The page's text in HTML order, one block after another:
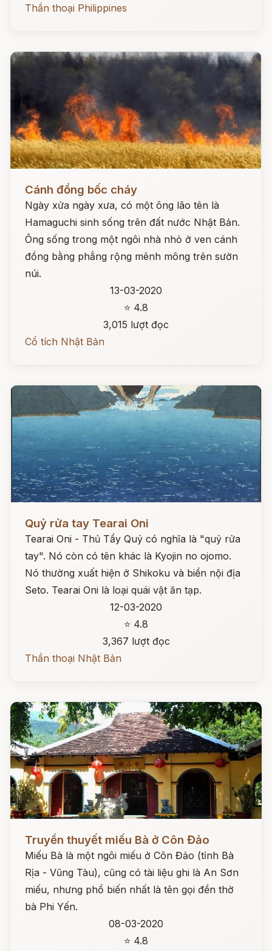
Thần thoại Philippines
Cánh đồng bốc cháy
Ngày xửa ngày xưa, có một ông lão tên là
Hamaguchi sinh sống trên đất nước Nhật Bản.
Ông sống trong một ngôi nhà nhỏ ở ven cánh
đồng bằng phẳng rộng mênh mông trên sườn
núi.
13-03-2020
⭐ 4.8
3,015 lượt đọc
Cổ tích Nhật Bản
Quỷ rửa tay Tearai Oni
Tearai Oni - Thủ Tẩy Quỷ có nghĩa là "quỷ rửa
tay". Nó còn có tên khác là Kyojin no ojomo.
Nó thường xuất hiện ở Shikoku và biển nội địa
Seto. Tearai Oni là loại quái vật ăn tạp.
12-03-2020
⭐ 4.8
3,367 lượt đọc
Thần thoại Nhật Bản
Đọc ngay
Truyền thuyết miếu Bà ở Côn Đảo
Miếu Bà là một ngôi miếu ở Côn Đảo (tỉnh Bà
Rịa - Vũng Tàu), cũng có tài liệu ghi là An Sơn
miếu, nhưng phổ biến nhất là tên gọi đền thờ
bà Phi Yến.
08-03-2020
⭐ 4.8